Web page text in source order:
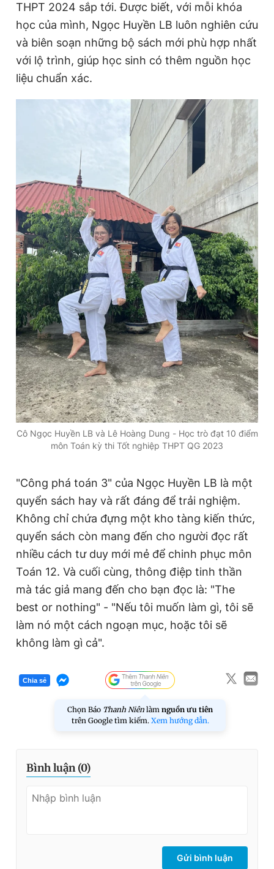
THPT 2024 sắp tới. Được biết, với mỗi khóa
học của mình, Ngọc Huyền LB luôn nghiên cứu
và biên soạn những bộ sách mới phù hợp nhất
với lộ trình, giúp học sinh có thêm nguồn học
liệu chuẩn xác.
Cô Ngọc Huyền LB và Lê Hoàng Dung - Học trò đạt 10 điểm
môn Toán kỳ thi Tốt nghiệp THPT QG 2023
"Công phá toán 3" của Ngọc Huyền LB là một
quyển sách hay và rất đáng để trải nghiệm.
Không chỉ chứa đựng một kho tàng kiến thức,
quyển sách còn mang đến cho người đọc rất
nhiều cách tư duy mới mẻ để chinh phục môn
Toán 12. Và cuối cùng, thông điệp tinh thần
mà tác giả mang đến cho bạn đọc là: "The
best or nothing" - "Nếu tôi muốn làm gì, tôi sẽ
làm nó một cách ngoạn mục, hoặc tôi sẽ
không làm gì cả".
Chia sẻ
Chọn Báo Thanh Niên làm nguồn ưu tiên
trên Google tìm kiếm. Xem hướng dẫn.
Bình luận (0)
Gửi bình luận